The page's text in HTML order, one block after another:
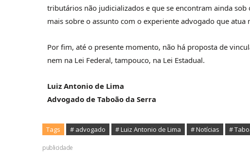
tributários não judicializados e que se encontram ainda
mais sobre o assunto com o experiente advogado que atua
Por fim, até o presente momento, não há proposta de
nem na Lei Federal, tampouco, na Lei Estadual.
Luiz Antonio de Lima
Advogado de Taboão da Serra
Tags # advogado # Luiz Antonio de Lima # Notícias #
publicidade